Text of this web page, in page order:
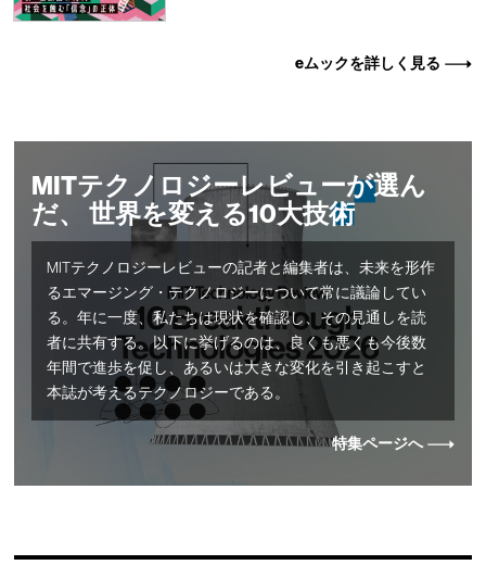
eムックを詳しく見る
MITテクノロジーレビューが選ん
だ、 世界を変える10大技術
MITテクノロジーレビューの記者と編集者は、未来を形作
るエマージング・テクノロジーについて常に議論してい
る。年に一度、私たちは現状を確認し、その見通しを読
者に共有する。以下に挙げるのは、良くも悪くも今後数
年間で進歩を促し、あるいは大きな変化を引き起こすと
本誌が考えるテクノロジーである。
特集ページへ